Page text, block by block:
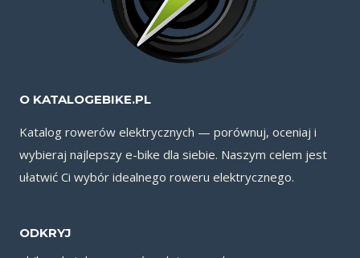
O KATALOGEBIKE.PL
Katalog rowerów elektrycznych — porównuj, oceniaj i
wybieraj najlepszy e-bike dla siebie. Naszym celem jest
ułatwić Ci wybór idealnego roweru elektrycznego.
ODKRYJ